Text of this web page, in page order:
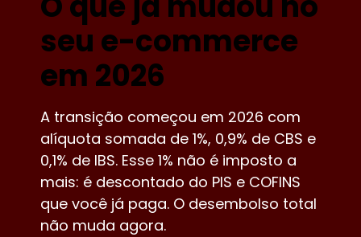
seu e-commerce
em 2026
A transição começou em 2026 com
alíquota somada de 1%, 0,9% de CBS e
0,1% de IBS. Esse 1% não é imposto a
mais: é descontado do PIS e COFINS
que você já paga. O desembolso total
não muda agora.